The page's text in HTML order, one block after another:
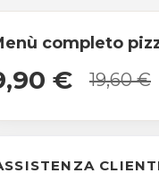
completo
€ 19,60 €